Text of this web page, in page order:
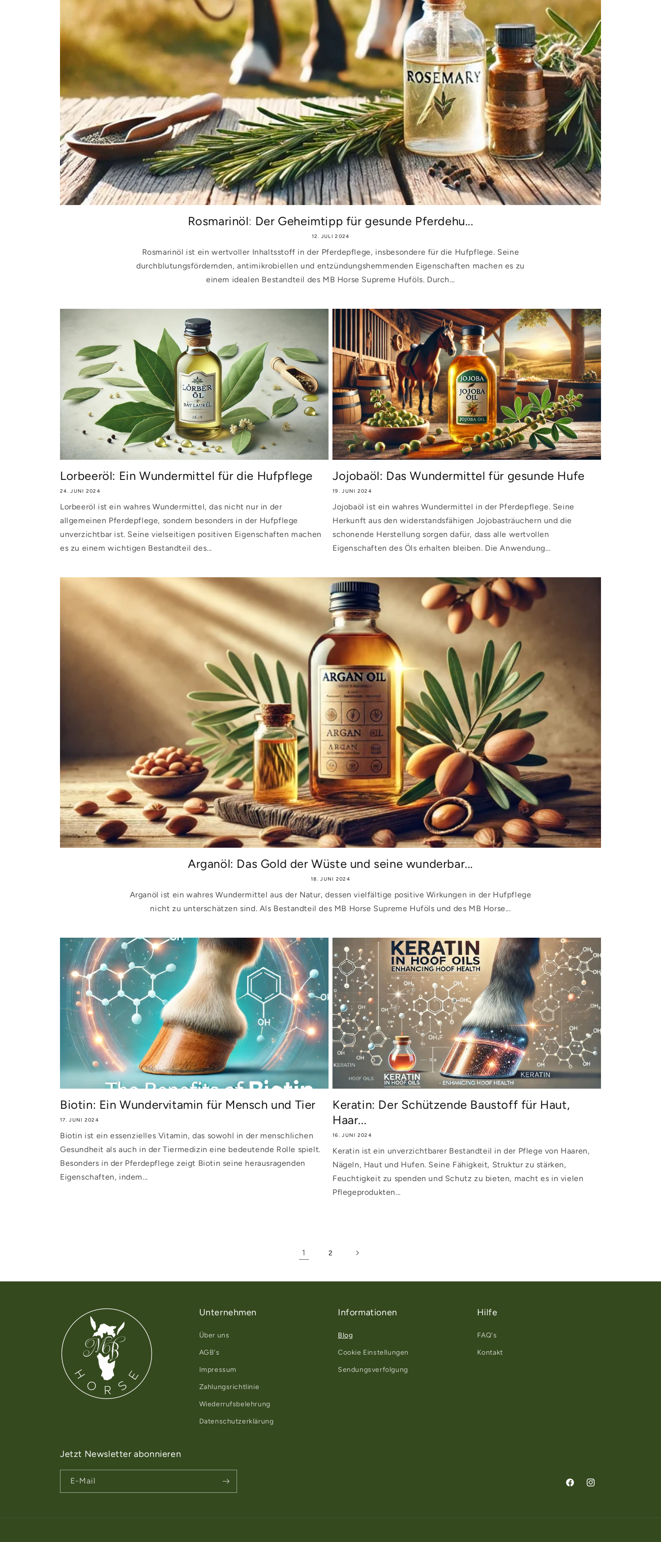
Rosmarinöl: Der Geheimtipp für gesunde Pferdehu...
12. JULI 2024
Rosmarinöl ist ein wertvoller Inhaltsstoff in der Pferdepflege, insbesondere für die Hufpflege. Seine
durchblutungsfördernden, antimikrobiellen und entzündungshemmenden Eigenschaften machen es zu
einem idealen Bestandteil des MB Horse Supreme Huföls. Durch...
Lorbeeröl: Ein Wundermittel für die Hufpflege
24. JUNI 2024
Lorbeeröl ist ein wahres Wundermittel, das nicht nur in der
allgemeinen Pferdepflege, sondern besonders in der Hufpflege
unverzichtbar ist. Seine vielseitigen positiven Eigenschaften machen
es zu einem wichtigen Bestandteil des...
Jojobaöl: Das Wundermittel für gesunde Hufe
19. JUNI 2024
Jojobaöl ist ein wahres Wundermittel in der Pferdepflege. Seine
Herkunft aus den widerstandsfähigen Jojobasträuchern und die
schonende Herstellung sorgen dafür, dass alle wertvollen
Eigenschaften des Öls erhalten bleiben. Die Anwendung...
Arganöl: Das Gold der Wüste und seine wunderbar...
18. JUNI 2024
Arganöl ist ein wahres Wundermittel aus der Natur, dessen vielfältige positive Wirkungen in der Hufpflege
nicht zu unterschätzen sind. Als Bestandteil des MB Horse Supreme Huföls und des MB Horse...
Biotin: Ein Wundervitamin für Mensch und Tier
17. JUNI 2024
Biotin ist ein essenzielles Vitamin, das sowohl in der menschlichen
Gesundheit als auch in der Tiermedizin eine bedeutende Rolle spielt.
Besonders in der Pferdepflege zeigt Biotin seine herausragenden
Eigenschaften, indem...
Keratin: Der Schützende Baustoff für Haut,
Haar...
16. JUNI 2024
Keratin ist ein unverzichtbarer Bestandteil in der Pflege von Haaren,
Nägeln, Haut und Hufen. Seine Fähigkeit, Struktur zu stärken,
Feuchtigkeit zu spenden und Schutz zu bieten, macht es in vielen
Pflegeprodukten...
1 2
Unternehmen
Über uns
AGB's
Impressum
Zahlungsrichtlinie
Wiederrufsbelehrung
Datenschutzerklärung
Informationen
Blog
Cookie Einstellungen
Sendungsverfolgung
Hilfe
FAQ's
Kontakt
Jetzt Newsletter abonnieren
E-Mail
FacebookInstagram